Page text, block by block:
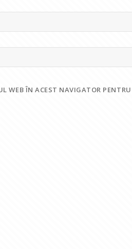
WEB ÎN ACEST NAVIGATOR